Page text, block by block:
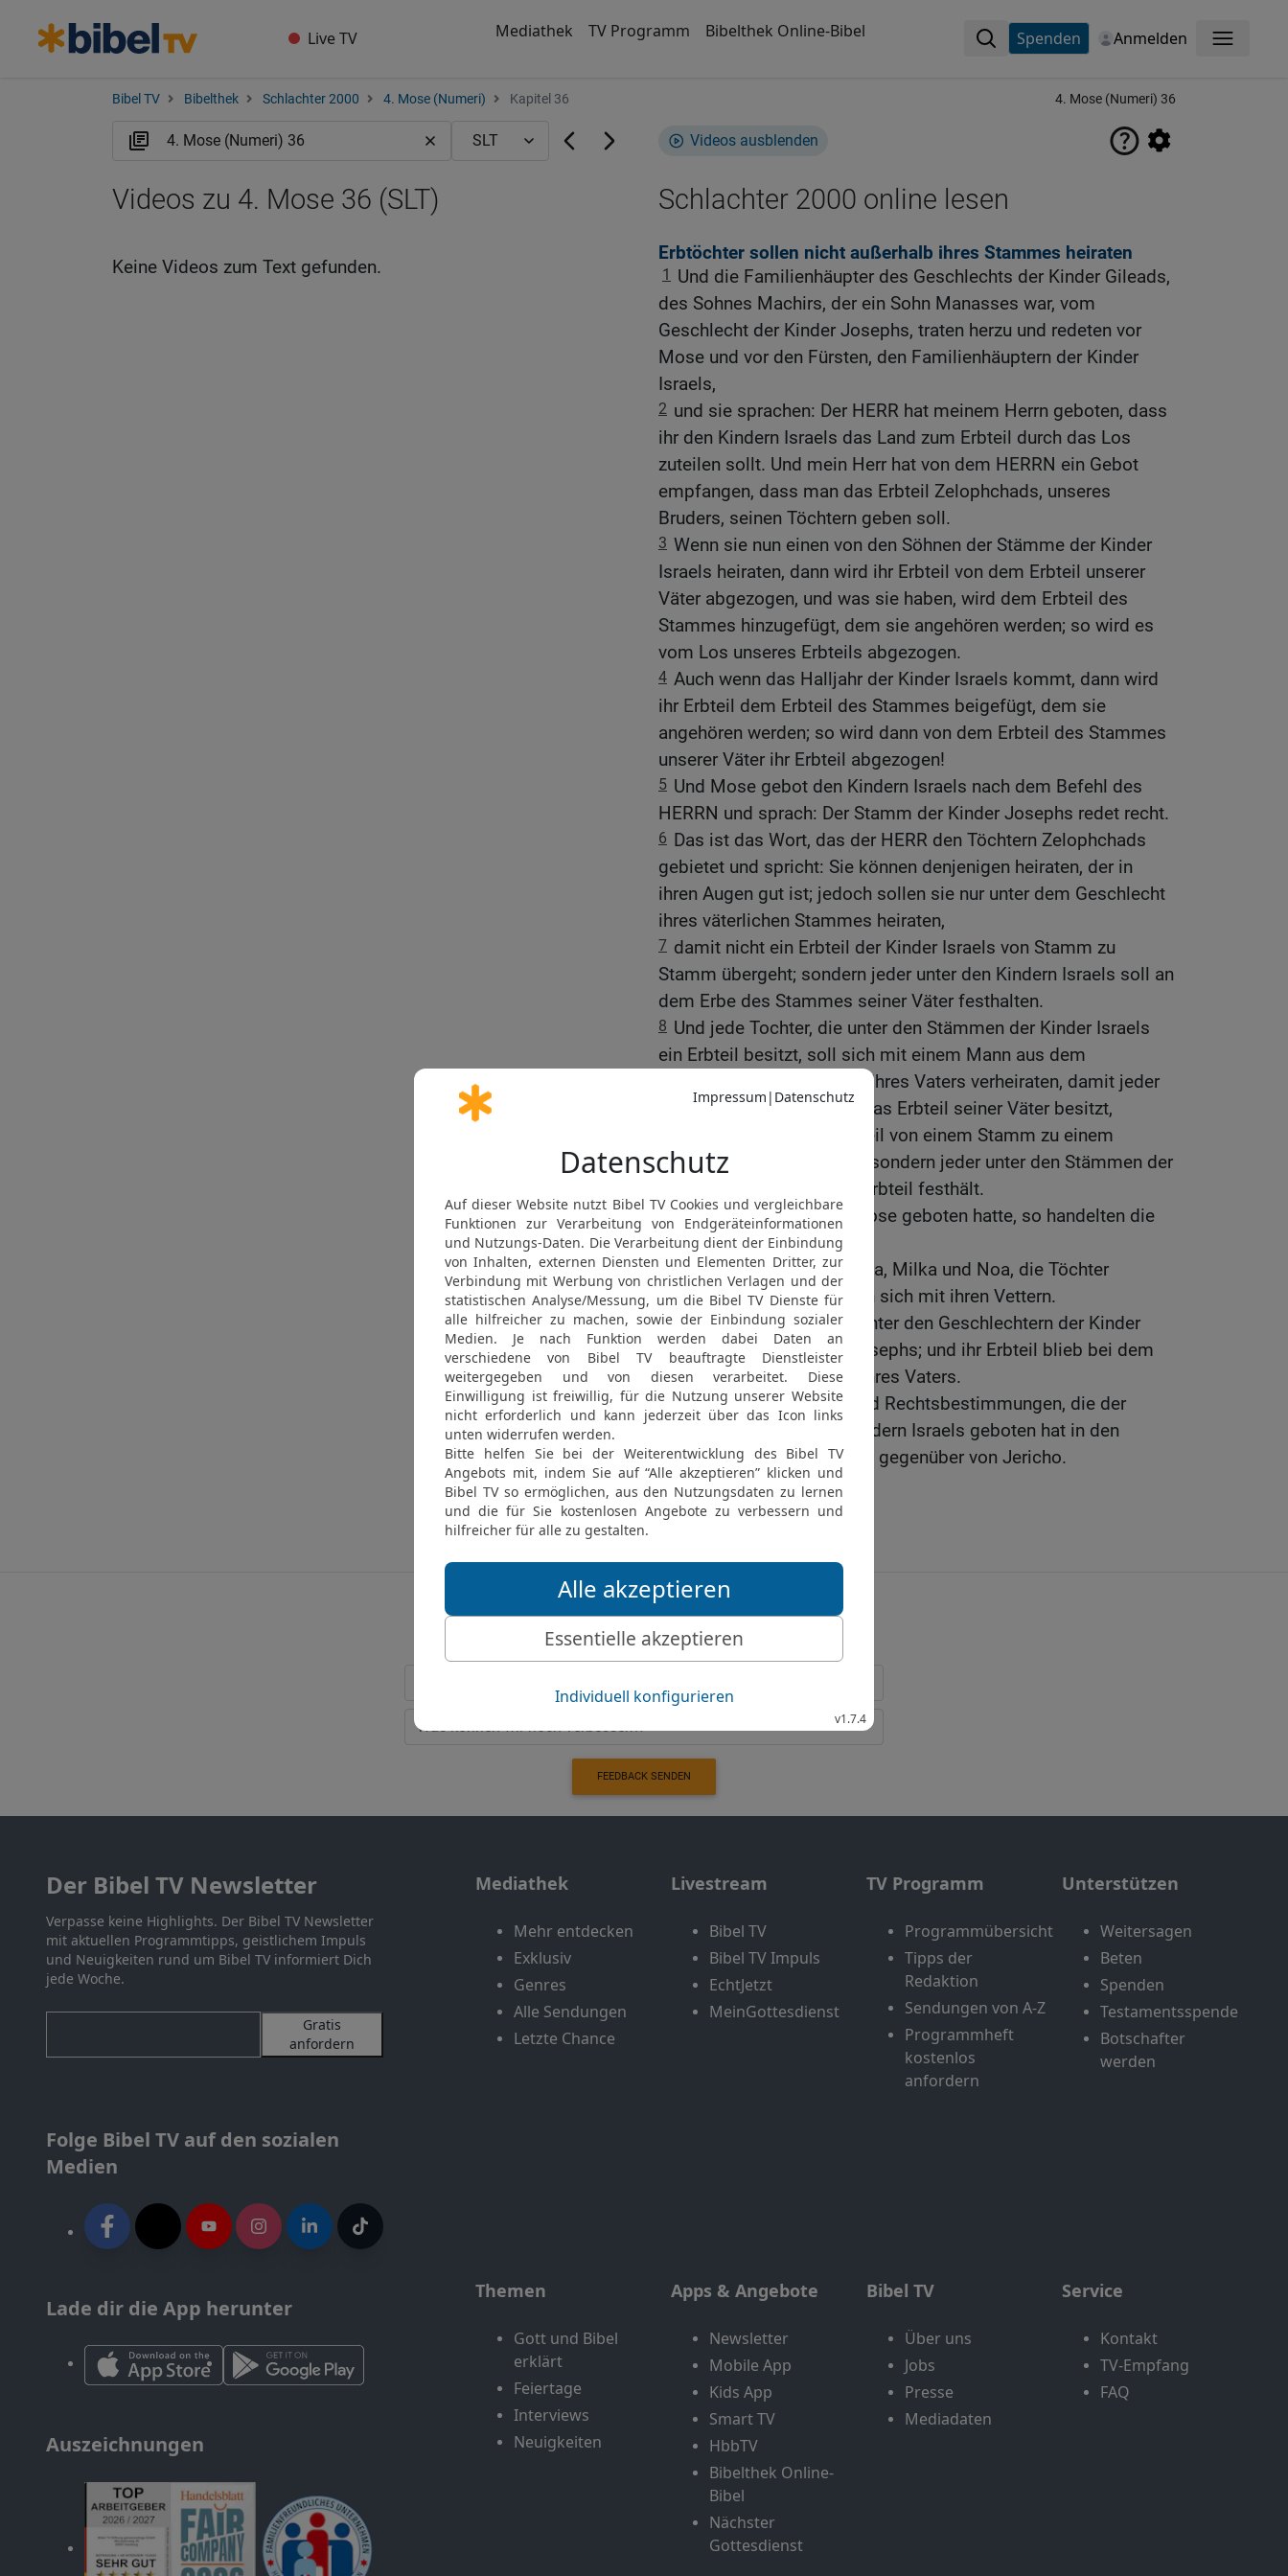
Live TV Mediathek TV Programm Bibelthek Online-Bibel Spenden Anmelden Menü
Bibel TV Bibelthek Schlachter 2000 4. Mose (Numeri) Kapitel 36 4. Mose (Numeri) 36
Videos ausblenden
Schlachter 2000 online lesen
Erbtöchter sollen nicht außerhalb ihres Stammes heiraten
1
Und die Familienhäupter des Geschlechts der Kinder Gileads,
des Sohnes Machirs, der ein Sohn Manasses war, vom
Geschlecht der Kinder Josephs, traten herzu und redeten vor
Mose und vor den Fürsten, den Familienhäuptern der Kinder
Israels,
2 und sie sprachen: Der HERR hat meinem Herrn geboten, dass
ihr den Kindern Israels das Land zum Erbteil durch das Los
zuteilen sollt. Und mein Herr hat von dem HERRN ein Gebot
empfangen, dass man das Erbteil Zelophchads, unseres
Bruders, seinen Töchtern geben soll.
3 Wenn sie nun einen von den Söhnen der Stämme der Kinder
Israels heiraten, dann wird ihr Erbteil von dem Erbteil unserer
Väter abgezogen, und was sie haben, wird dem Erbteil des
Stammes hinzugefügt, dem sie angehören werden; so wird es
vom Los unseres Erbteils abgezogen.
4 Auch wenn das Halljahr der Kinder Israels kommt, dann wird
ihr Erbteil dem Erbteil des Stammes beigefügt, dem sie
angehören werden; so wird dann von dem Erbteil des Stammes
unserer Väter ihr Erbteil abgezogen!
5 Und Mose gebot den Kindern Israels nach dem Befehl des
HERRN und sprach: Der Stamm der Kinder Josephs redet recht.
6 Das ist das Wort, das der HERR den Töchtern Zelophchads
gebietet und spricht: Sie können denjenigen heiraten, der in
ihren Augen gut ist; jedoch sollen sie nur unter dem Geschlecht
ihres väterlichen Stammes heiraten,
7 damit nicht ein Erbteil der Kinder Israels von Stamm zu
Stamm übergeht; sondern jeder unter den Kindern Israels soll an
dem Erbe des Stammes seiner Väter festhalten.
8 Und jede Tochter, die unter den Stämmen der Kinder Israels
ein Erbteil besitzt, soll sich mit einem Mann aus dem
Geschlecht des Stammes ihres Vaters verheiraten, damit jeder
unter den Kindern Israels das Erbteil seiner Väter besitzt,
und damit nicht ein Erbteil von einem Stamm zu einem
anderen Stamm übergeht, sondern jeder unter den Stämmen der
Kinder Israels an seinem Erbteil festhält.
10 So, wie der HERR es Mose geboten hatte, so handelten die
Töchter Zelophchads.
11 Und Machla, Tirza, Hogla, Milka und Noa, die Töchter
Zelophchads, verheirateten sich mit ihren Vettern.
12 Sie verheirateten sich unter den Geschlechtern der Kinder
Manasses, des Sohnes Josephs; und ihr Erbteil blieb bei dem
Stamm des Geschlechts ihres Vaters.
13 Das sind die Gebote und Rechtsbestimmungen, die der
HERR durch Mose den Kindern Israels geboten hat in den
Ebenen Moabs am Jordan, gegenüber von Jericho.
© 2000 Genfer Bibelgesellschaft
Videos zu 4. Mose 36 (SLT)
Keine Videos zum Text gefunden.
Möchtest du uns Feedback geben?
Bewertung der Bibelthek
FEEDBACK SENDEN
Der Bibel TV Newsletter
Verpasse keine Highlights. Der Bibel TV Newsletter
mit aktuellen Programmtipps, geistlichem Impuls
und Neuigkeiten rund um Bibel TV informiert Dich
jede Woche.
Gratis
anfordern
Folge Bibel TV auf den sozialen
Medien
Lade dir die App herunter
Auszeichnungen
Mediathek
Mehr entdecken
Exklusiv
Genres
Alle Sendungen
Letzte Chance
Livestream
Bibel TV
Bibel TV Impuls
EchtJetzt
MeinGottesdienst
TV Programm
Programmübersicht
Tipps der
Redaktion
Sendungen von A-Z
Programmheft
kostenlos
anfordern
Unterstützen
Weitersagen
Beten
Spenden
Testamentsspende
Botschafter
werden
Themen
Gott und Bibel
erklärt
Feiertage
Interviews
Neuigkeiten
Apps & Angebote
Newsletter
Mobile App
Kids App
Smart TV
HbbTV
Bibelthek Online-
Bibel
Nächster
Gottesdienst
Bibel TV
Über uns
Jobs
Presse
Mediadaten
Service
Kontakt
TV-Empfang
FAQ